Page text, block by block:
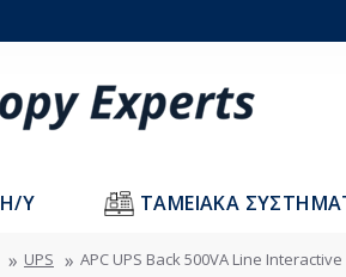
H/Y ΤΑΜΕΙΑΚΑ
UPS APC UPS Back 500VA Line Interactive